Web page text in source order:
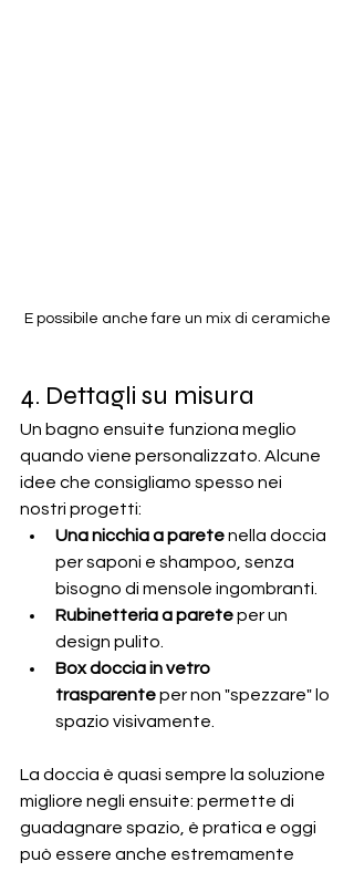
E possibile anche fare un mix di ceramiche
4. Dettagli su misura
Un bagno ensuite funziona meglio
quando viene personalizzato. Alcune
idee che consigliamo spesso nei
nostri progetti:
Una nicchia a parete nella doccia
per saponi e shampoo, senza
bisogno di mensole ingombranti.
Rubinetteria a parete per un
design pulito.
Box doccia in vetro
trasparente per non "spezzare" lo
spazio visivamente.
La doccia è quasi sempre la soluzione
migliore negli ensuite: permette di
guadagnare spazio, è pratica e oggi
può essere anche estremamente